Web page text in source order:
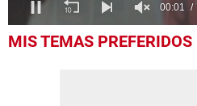
seconds
00:04
MIS TEMAS PREFERIDOS